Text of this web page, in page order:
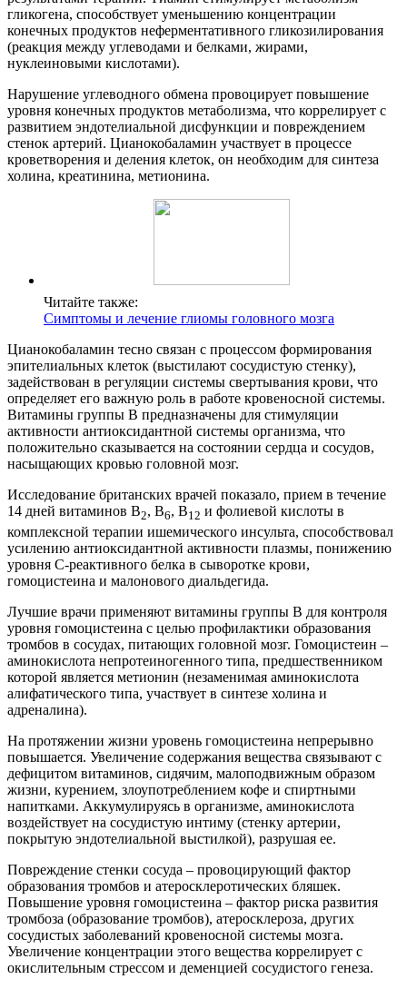
гликогена, способствует уменьшению концентрации
конечных продуктов неферментативного гликозилирования
(реакция между углеводами и белками, жирами,
нуклеиновыми кислотами).
Нарушение углеводного обмена провоцирует повышение
уровня конечных продуктов метаболизма, что коррелирует с
развитием эндотелиальной дисфункции и повреждением
стенок артерий. Цианокобаламин участвует в процессе
кроветворения и деления клеток, он необходим для синтеза
холина, креатинина, метионина.
Читайте также:
Симптомы и лечение глиомы головного мозга
Цианокобаламин тесно связан с процессом формирования
эпителиальных клеток (выстилают сосудистую стенку),
задействован в регуляции системы свертывания крови, что
определяет его важную роль в работе кровеносной системы.
Витамины группы B предназначены для стимуляции
активности антиоксидантной системы организма, что
положительно сказывается на состоянии сердца и сосудов,
насыщающих кровью головной мозг.
Исследование британских врачей показало, прием в течение
14 дней витаминов B2, B6, B12 и фолиевой кислоты в
комплексной терапии ишемического инсульта, способствовал
усилению антиоксидантной активности плазмы, понижению
уровня C-реактивного белка в сыворотке крови,
гомоцистеина и малонового диальдегида.
Лучшие врачи применяют витамины группы B для контроля
уровня гомоцистеина с целью профилактики образования
тромбов в сосудах, питающих головной мозг. Гомоцистеин –
аминокислота непротеиногенного типа, предшественником
которой является метионин (незаменимая аминокислота
алифатического типа, участвует в синтезе холина и
адреналина).
На протяжении жизни уровень гомоцистеина непрерывно
повышается. Увеличение содержания вещества связывают с
дефицитом витаминов, сидячим, малоподвижным образом
жизни, курением, злоупотреблением кофе и спиртными
напитками. Аккумулируясь в организме, аминокислота
воздействует на сосудистую интиму (стенку артерии,
покрытую эндотелиальной выстилкой), разрушая ее.
Повреждение стенки сосуда – провоцирующий фактор
образования тромбов и атеросклеротических бляшек.
Повышение уровня гомоцистеина – фактор риска развития
тромбоза (образование тромбов), атеросклероза, других
сосудистых заболеваний кровеносной системы мозга.
Увеличение концентрации этого вещества коррелирует с
окислительным стрессом и деменцией сосудистого генеза.